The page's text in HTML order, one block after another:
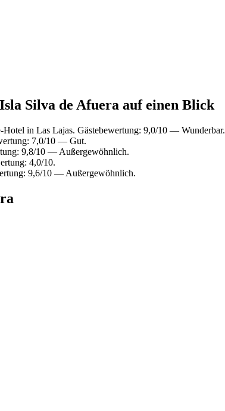
Silva de Afuera auf einen Blick
in Las Lajas. Gästebewertung: 9,0/10 — Wunderbar.
7,0/10 — Gut.
9,8/10 — Außergewöhnlich.
4,0/10.
9,6/10 — Außergewöhnlich.